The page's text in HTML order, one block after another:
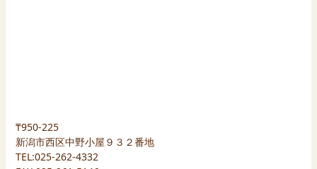
₸950-225
新潟市西区中野小屋９３２番地
TEL:025-262-4332